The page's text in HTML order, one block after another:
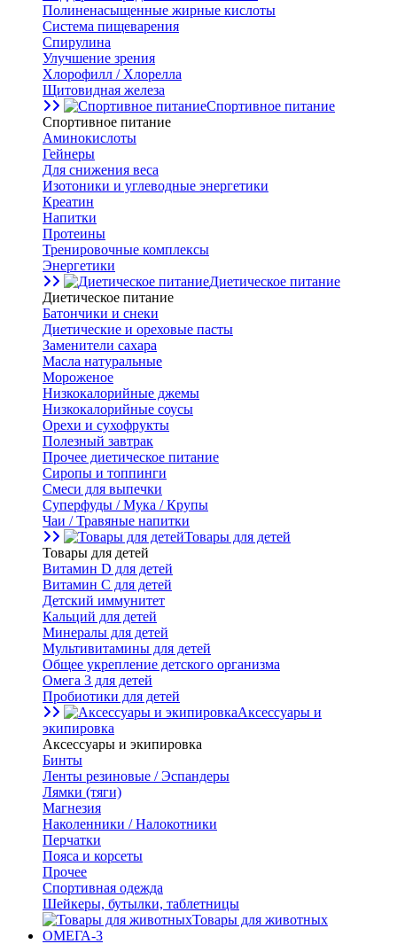
Полиненасыщенные жирные кислоты
Система пищеварения
Спирулина
Улучшение зрения
Хлорофилл / Хлорелла
Щитовидная железа
Спортивное питание
Спортивное питание
Аминокислоты
Гейнеры
Для снижения веса
Изотоники и углеводные энергетики
Креатин
Напитки
Протеины
Тренировочные комплексы
Энергетики
Диетическое питание
Диетическое питание
Батончики и снеки
Диетические и ореховые пасты
Заменители сахара
Масла натуральные
Мороженое
Низкокалорийные джемы
Низкокалорийные соусы
Орехи и сухофрукты
Полезный завтрак
Прочее диетическое питание
Сиропы и топпинги
Смеси для выпечки
Суперфуды / Мука / Крупы
Чаи / Травяные напитки
Товары для детей
Товары для детей
Витамин D для детей
Витамин С для детей
Детский иммунитет
Кальций для детей
Минералы для детей
Мультивитамины для детей
Общее укрепление детского организма
Омега 3 для детей
Пробиотики для детей
Аксессуары и
экипировка
Аксессуары и экипировка
Бинты
Ленты резиновые / Эспандеры
Лямки (тяги)
Магнезия
Наколенники / Налокотники
Перчатки
Пояса и корсеты
Прочее
Спортивная одежда
Шейкеры, бутылки, таблетницы
Товары для животных
ОМЕГА-3